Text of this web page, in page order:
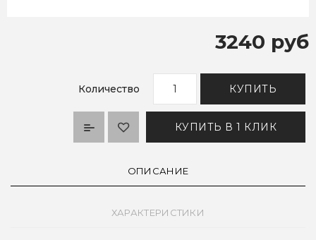
3240 руб
Количество КУПИТЬ
КУПИТЬ В 1 КЛИК
ОПИСАНИЕ
ХАРАКТЕРИСТИКИ